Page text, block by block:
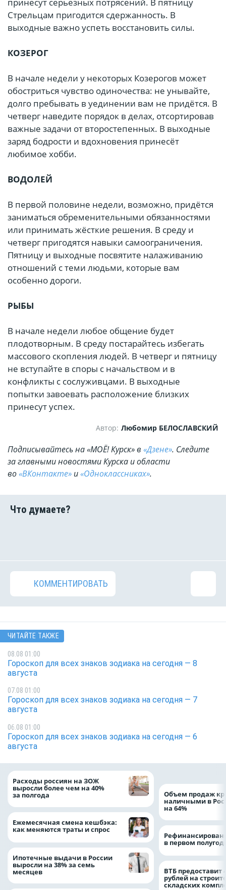
принесут серьезных потрясений. В пятницу
Стрельцам пригодится сдержанность. В
выходные важно успеть восстановить силы.
КОЗЕРОГ
В начале недели у некоторых Козерогов может
обостриться чувство одиночества: не унывайте,
долго пребывать в уединении вам не придётся. В
четверг наведите порядок в делах, отсортировав
важные задачи от второстепенных. В выходные
заряд бодрости и вдохновения принесёт
любимое хобби.
ВОДОЛЕЙ
В первой половине недели, возможно, придётся
заниматься обременительными обязанностями
или принимать жёсткие решения. В среду и
четверг пригодятся навыки самоограничения.
Пятницу и выходные посвятите налаживанию
отношений с теми людьми, которые вам
особенно дороги.
РЫБЫ
В начале недели любое общение будет
плодотворным. В среду постарайтесь избегать
массового скопления людей. В четверг и пятницу
не вступайте в споры с начальством и в
конфликты с сослуживцами. В выходные
попытки завоевать расположение близких
принесут успех.
Автор: Любомир БЕЛОСЛАВСКИЙ
Подписывайтесь на «МОЁ! Курск» в «Дзене». Cледите
за главными новостями Курска и области
во«ВКонтакте» и«Одноклассниках».
КОММЕНТИРОВАТЬ
ЧИТАЙТЕ ТАКЖЕ
08.08 01:00
Гороскоп для всех знаков зодиака на сегодня — 8
августа
07.08 01:00
Гороскоп для всех знаков зодиака на сегодня — 7
августа
06.08 01:00
Гороскоп для всех знаков зодиака на сегодня — 6
августа
Расходы россиян на ЗОЖ
выросли более чем на 40%
за полгода
Ежемесячная смена кешбэка:
как меняются траты и спрос
Ипотечные выдачи в России
выросли на 38% за семь
месяцев
Объем продаж
наличными в
на 64%
в первом
ВТБ предоставит
рублей на
складских